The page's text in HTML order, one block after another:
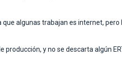
algunas trabajan es internet, pero
y no se descarta algún